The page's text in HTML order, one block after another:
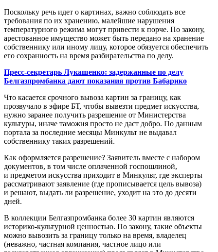
Поскольку речь идет о картинах, важно соблюдать все
требования по их хранению, малейшие нарушения
температурного режима могут привести к порче. По закону,
арестованное имущество может быть передано на хранение
собственнику или иному лицу, которое обязуется обеспечить
его сохранность на время разбирательства по делу.
Пресс-секретарь Лукашенко: задержанные по делу
Белгазпромбанка дают показания против Бабарико
Что касается срочного вывоза картин за границу, как
прозвучало в эфире БТ, чтобы вывезти предмет искусства,
нужно заранее получить разрешение от Министерства
культуры, иначе таможня просто не даст добро. По данным
портала за последние месяцы Минкульт не выдавал
собственнику таких разрешений.
Как оформляется разрешение? Заявитель вместе с набором
документов, в том числе оплаченной госпошлиной,
и предметом искусства приходит в Минкульт, где эксперты
рассматривают заявление (где прописывается цель вывоза)
и решают, выдать ли разрешение, уходит на это до десяти
дней.
В коллекции Белгазпромбанка более 30 картин являются
историко-культурной ценностью. По закону, такие объекты
можно вывозить за границу только на время, владелец
(неважно, частная компания, частное лицо или